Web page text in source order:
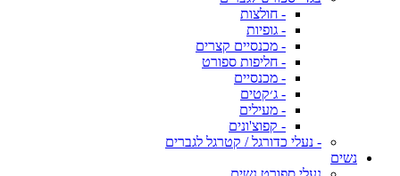
- חולצות
- גופיות
- מכנסיים קצרים
- חליפות ספורט
- מכנסיים
- ג׳קטים
- מעילים
- קפוצ'ונים
- נעלי כדורגל / קטרגל לגברים
נשים